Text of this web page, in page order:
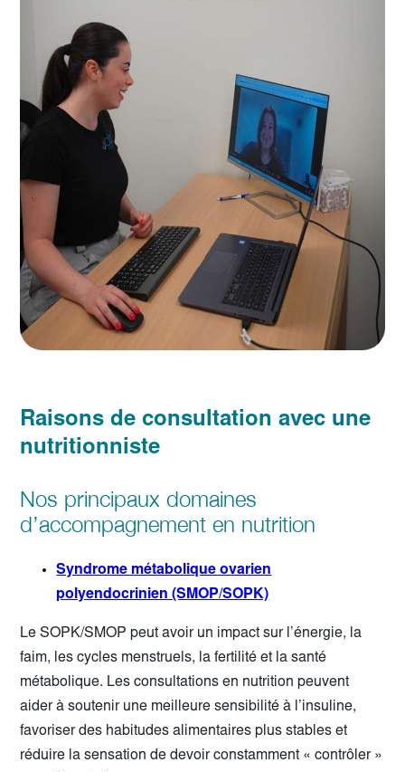
Raisons de consultation avec une
nutritionniste
Nos principaux domaines
d’accompagnement en nutrition
Syndrome métabolique ovarien
polyendocrinien (SMOP/SOPK)
Le SOPK/SMOP peut avoir un impact sur l’énergie, la
faim, les cycles menstruels, la fertilité et la santé
métabolique. Les consultations en nutrition peuvent
aider à soutenir une meilleure sensibilité à l’insuline,
favoriser des habitudes alimentaires plus stables et
réduire la sensation de devoir constamment « contrôler »